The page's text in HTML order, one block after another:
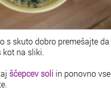
s skuto dobro premešajte da
kot na sliki.
ščepcev soli in ponovno vse